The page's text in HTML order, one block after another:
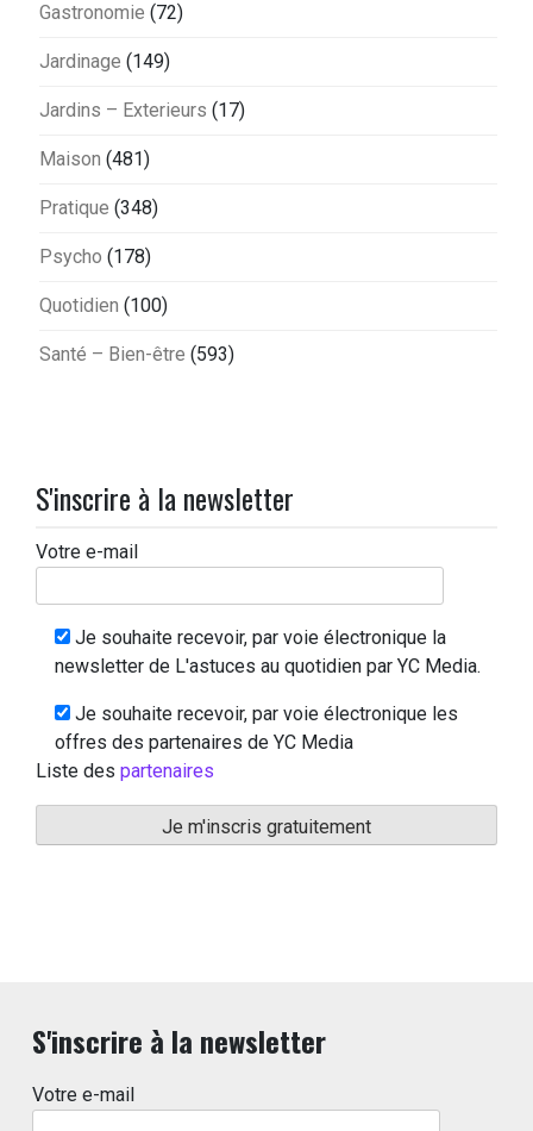
Gastronomie (72)
Jardinage (149)
Jardins – Exterieurs (17)
Maison (481)
Pratique (348)
Psycho (178)
Quotidien (100)
Santé – Bien-être (593)
S'inscrire à la newsletter
Votre e-mail
Je souhaite recevoir, par voie électronique la
newsletter de L'astuces au quotidien par YC Media.
Je souhaite recevoir, par voie électronique les
offres des partenaires de YC Media
Liste des partenaires
S'inscrire à la newsletter
Votre e-mail